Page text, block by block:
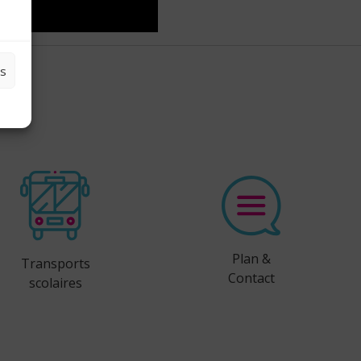
Transports
scolaires
Plan &
Contact